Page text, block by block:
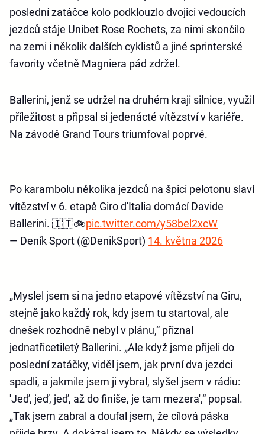
poslední zatáčce kolo podklouzlo dvojici vedoucích
jezdců stáje Unibet Rose Rochets, za nimi skončilo
na zemi i několik dalších cyklistů a jiné sprinterské
favority včetně Magniera pád zdržel.
Ballerini, jenž se udržel na druhém kraji silnice, využil
příležitost a připsal si jedenácté vítězství v kariéře.
Na závodě Grand Tours triumfoval poprvé.
Po karambolu několika jezdců na špici pelotonu slaví
vítězství v 6. etapě Giro d'Italia domácí Davide
Ballerini. 🇮🇹🚲pic.twitter.com/y58bel2xcW
— Deník Sport (@DenikSport) 14. května 2026
„Myslel jsem si na jedno etapové vítězství na Giru,
stejně jako každý rok, kdy jsem tu startoval, ale
dnešek rozhodně nebyl v plánu,“ přiznal
jednatřicetiletý Ballerini. „Ale když jsme přijeli do
poslední zatáčky, viděl jsem, jak první dva jezdci
spadli, a jakmile jsem ji vybral, slyšel jsem v rádiu:
'Jeď, jeď, jeď, až do finiše, je tam mezera',“ popsal.
„Tak jsem zabral a doufal jsem, že cílová páska